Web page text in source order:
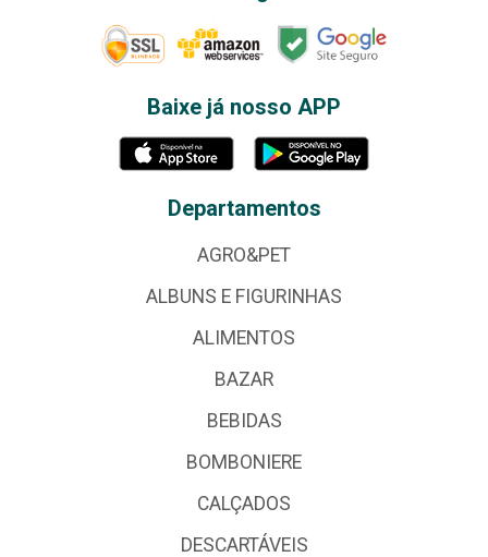
Baixe já nosso APP
Departamentos
AGRO&PET
ALBUNS E FIGURINHAS
ALIMENTOS
BAZAR
BEBIDAS
BOMBONIERE
CALÇADOS
DESCARTÁVEIS